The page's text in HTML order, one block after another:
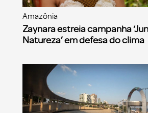
Amazônia
Zaynara estreia campanha
Natureza’ em defesa do clima